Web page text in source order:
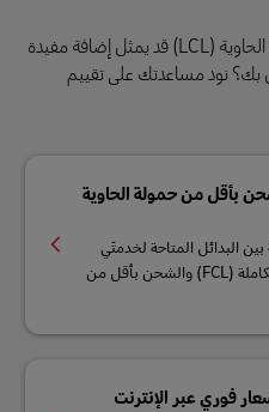
هل تعتقد أن الشحن بأقل من حمولة الحاوية (LCL) قد يمثل إضافة مفيدة
بك؟ نود مساعدتك على تقييم
بأقل من حمولة الحاوية
البدائل المتاحة لخدمتَي
الشحن بحمولة الحاوية الكاملة (FCL) والشحن بأقل من
فوري عبر الإنترنت